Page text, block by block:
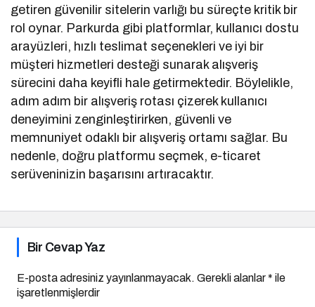
getiren güvenilir sitelerin varlığı bu süreçte kritik bir
rol oynar. Parkurda gibi platformlar, kullanıcı dostu
arayüzleri, hızlı teslimat seçenekleri ve iyi bir
müşteri hizmetleri desteği sunarak alışveriş
sürecini daha keyifli hale getirmektedir. Böylelikle,
adım adım bir alışveriş rotası çizerek kullanıcı
deneyimini zenginleştirirken, güvenli ve
memnuniyet odaklı bir alışveriş ortamı sağlar. Bu
nedenle, doğru platformu seçmek, e-ticaret
serüveninizin başarısını artıracaktır.
Bir Cevap Yaz
E-posta adresiniz yayınlanmayacak. Gerekli alanlar* ile
işaretlenmişlerdir